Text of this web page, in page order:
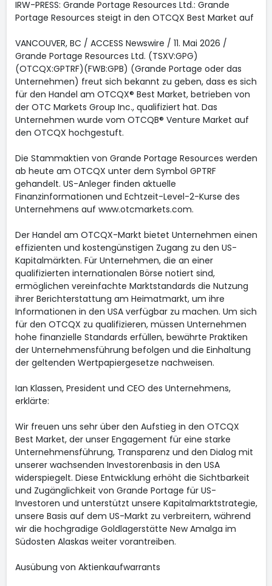
IRW-PRESS: Grande Portage Resources Ltd.: Grande
Portage Resources steigt in den OTCQX Best Market auf
VANCOUVER, BC / ACCESS Newswire / 11. Mai 2026 /
Grande Portage Resources Ltd. (TSXV:GPG)
(OTCQX:GPTRF)(FWB:GPB) (Grande Portage oder das
Unternehmen) freut sich bekannt zu geben, dass es sich
für den Handel am OTCQX® Best Market, betrieben von
der OTC Markets Group Inc., qualifiziert hat. Das
Unternehmen wurde vom OTCQB® Venture Market auf
den OTCQX hochgestuft.
Die Stammaktien von Grande Portage Resources werden
ab heute am OTCQX unter dem Symbol GPTRF
gehandelt. US-Anleger finden aktuelle
Finanzinformationen und Echtzeit-Level-2-Kurse des
Unternehmens auf www.otcmarkets.com.
Der Handel am OTCQX-Markt bietet Unternehmen einen
effizienten und kostengünstigen Zugang zu den US-
Kapitalmärkten. Für Unternehmen, die an einer
qualifizierten internationalen Börse notiert sind,
ermöglichen vereinfachte Marktstandards die Nutzung
ihrer Berichterstattung am Heimatmarkt, um ihre
Informationen in den USA verfügbar zu machen. Um sich
für den OTCQX zu qualifizieren, müssen Unternehmen
hohe finanzielle Standards erfüllen, bewährte Praktiken
der Unternehmensführung befolgen und die Einhaltung
der geltenden Wertpapiergesetze nachweisen.
Ian Klassen, President und CEO des Unternehmens,
erklärte:
Wir freuen uns sehr über den Aufstieg in den OTCQX
Best Market, der unser Engagement für eine starke
Unternehmensführung, Transparenz und den Dialog mit
unserer wachsenden Investorenbasis in den USA
widerspiegelt. Diese Entwicklung erhöht die Sichtbarkeit
und Zugänglichkeit von Grande Portage für US-
Investoren und unterstützt unsere Kapitalmarktstrategie,
unsere Basis auf dem US-Markt zu verbreitern, während
wir die hochgradige Goldlagerstätte New Amalga im
Südosten Alaskas weiter vorantreiben.
Ausübung von Aktienkaufwarrants